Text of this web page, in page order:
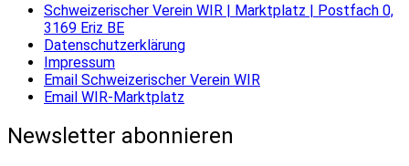
Schweizerischer Verein WIR | Marktplatz | Postfach 0,
3169 Eriz BE
Datenschutzerklärung
Impressum
Email Schweizerischer Verein WIR
Email WIR-Marktplatz
Newsletter abonnieren